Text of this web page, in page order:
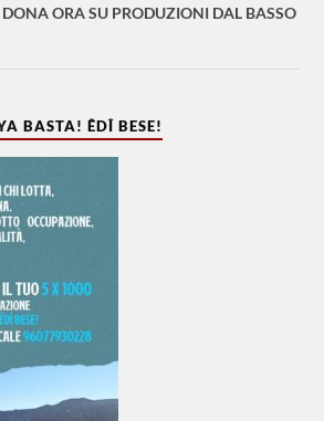
ORA SU PRODUZIONI DAL BASSO
BASTA! ÊDÎ BESE!